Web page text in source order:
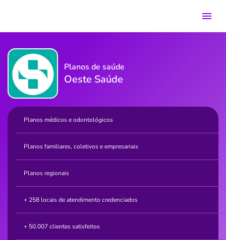
Planos de saúde
Oeste Saúde
Planos médicos e odontológicos
Planos familiares, coletivos e empresariais
Planos regionais
+ 258 locais de atendimento credenciados
+ 50.007 clientes satisfeitos